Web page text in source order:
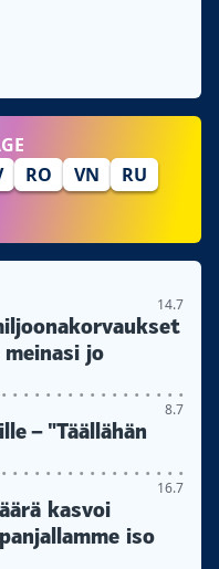
RO VN
RU
14.7
jo
8.7
– "Täällähän
16.7
kasvoi
iso